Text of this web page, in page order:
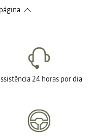
24 horas por dia